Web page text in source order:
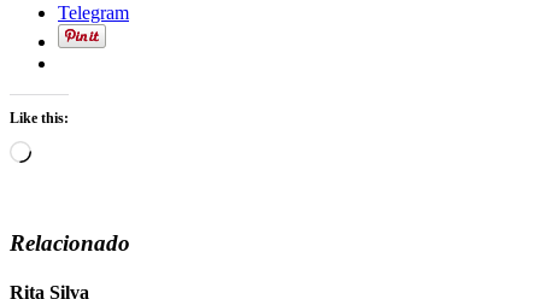
Telegram
Like this:
Loading…
Relacionado
Rita Silva